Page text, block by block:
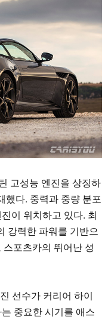
고성능 엔진을 상징하
했다. 중력과 중량 분포
이 위치하고 있다. 최
강력한 파워를 기반으
포츠카의 뛰어난 성
선수가 커리어 하이
중요한 시기를 애스